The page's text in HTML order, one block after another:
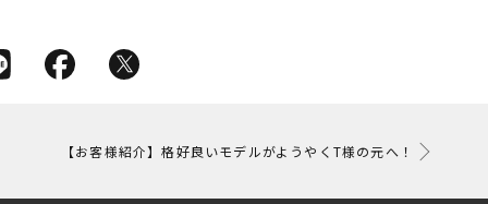
【お客様紹介】格好良いモデルがようやくT様の元へ！